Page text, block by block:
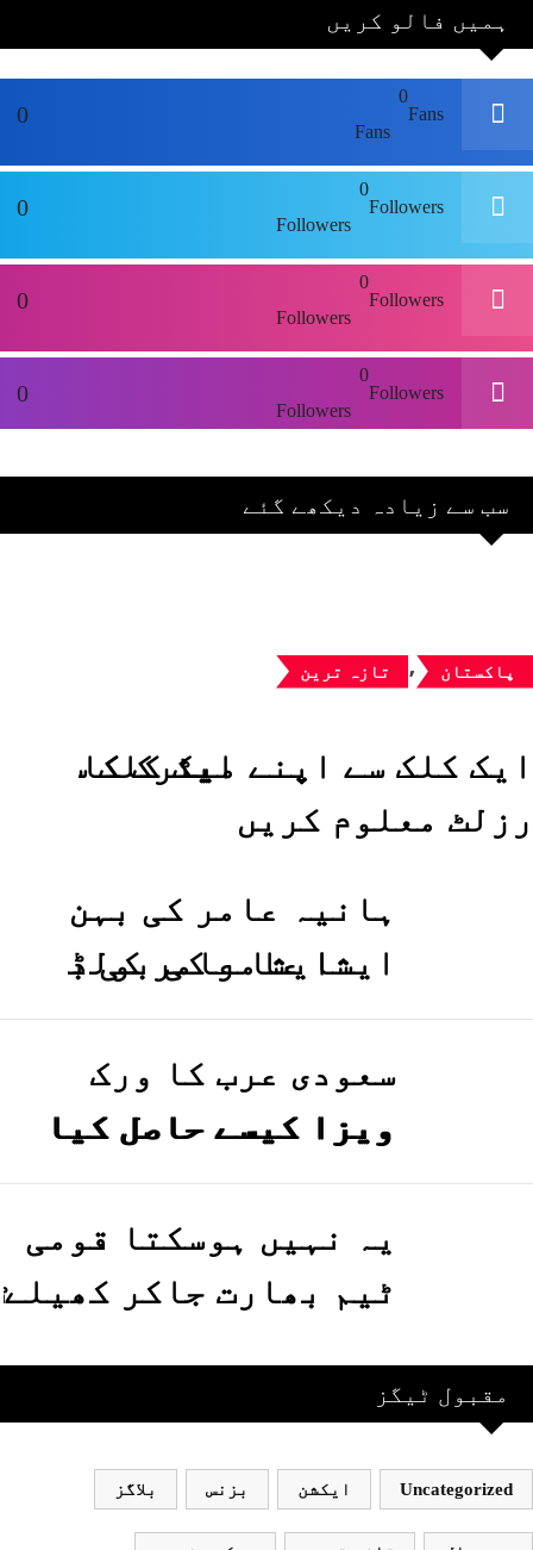
پاکستان نہ آئے، محسن
نقوی
ہمیں فالو کریں
Fans
Fans
Followers
Followers
Followers
Followers
Followers
Followers
سب سے زیادہ دیکھے گئے
, تازہ ترین
کلک سے اپنے میٹرک کا
معلوم کریں
ہانیہ عامر کی بہن
ایشا عامر کی بولڈ
تصاویر وائرل ہو گئیں
سعودی عرب کا ورک
ویزا کیسے حاصل کیا
جاسکتا ہے؟جانیے
یہ نہیں ہوسکتا قومی
ٹیم بھارت جاکر کھیلے
پاکستان نہ آئے، محسنمقبول ٹیگز
ایکشن بزنس بلاگز